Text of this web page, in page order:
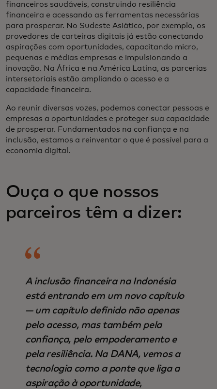
financeiros saudáveis, construindo resiliência
financeira e acessando as ferramentas necessárias
para prosperar. No Sudeste Asiático, por exemplo, os
provedores de carteiras digitais já estão conectando
aspirações com oportunidades, capacitando micro,
pequenas e médias empresas e impulsionando a
inovação. Na África e na América Latina, as parcerias
intersetoriais estão ampliando o acesso e a
capacidade financeira.
Ao reunir diversas vozes, podemos conectar pessoas e
empresas a oportunidades e proteger sua capacidade
de prosperar. Fundamentados na confiança e na
inclusão, estamos a reinventar o que é possível para a
economia digital.
Ouça o que nossos
parceiros têm a dizer:
A inclusão financeira na Indonésia
está entrando em um novo capítulo
— um capítulo definido não apenas
pelo acesso, mas também pela
confiança, pelo empoderamento e
pela resiliência. Na DANA, vemos a
tecnologia como a ponte que liga a
aspiração à oportunidade,